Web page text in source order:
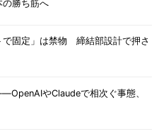
の勝ち筋へ
で固定」は禁物 締結部設計で押さ
やClaudeで相次ぐ事態、